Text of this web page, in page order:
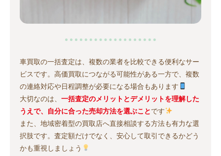
車買取の一括査定は、複数の業者を比較できる便利なサー
ビスです。高価買取につながる可能性がある一方で、複数
の連絡対応や日程調整が必要になる場合もあります
大切なのは、 一括査定のメリットとデメリットを理解した
うえで、自分に合った売却方法を選ぶことです
また、地域密着型の買取店へ直接相談する方法も有力な選
択肢です。査定額だけでなく、安心して取引できるかどう
かも重視しましょう